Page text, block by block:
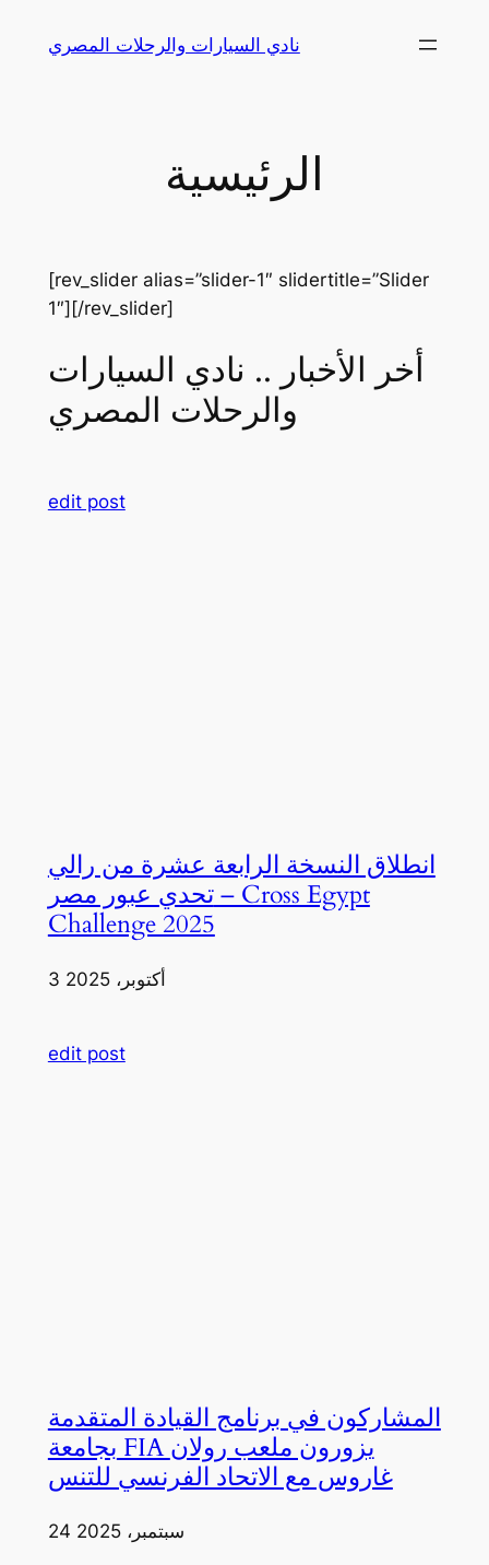
نادي السيارات والرحلات المصري
الرئيسية
[rev_slider alias=”slider-1″ slidertitle=”Slider
1″][/rev_slider]
أخر الأخبار .. نادي السيارات
والرحلات المصري
edit post
انطلاق النسخة الرابعة عشرة من رالي
تحدي عبور مصر – Cross Egypt
Challenge 2025
3 أكتوبر، 2025
edit post
المشاركون في برنامج القيادة المتقدمة
بجامعة FIA يزورون ملعب رولان
غاروس مع الاتحاد الفرنسي للتنس
24 سبتمبر، 2025